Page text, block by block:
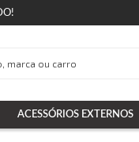
ACESSÓRIOS EXTERNOS